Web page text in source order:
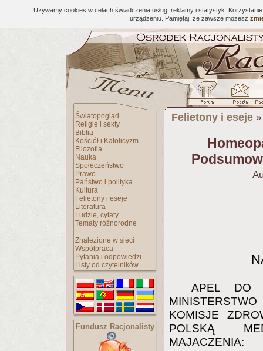
Używamy cookies w celach świadczenia usług, reklamy i statystyk.
urządzeniu. Pamiętaj, że zawsze możesz
Światopogląd
Religie i sekty
Biblia
Kościół i Katolicyzm
Filozofia
Nauka
Społeczeństwo
Prawo
Państwo i polityka
Kultura
Felietony i eseje
Literatura
Ludzie, cytaty
Tematy różnorodne
Znalezione w sieci
Współpraca
Pytania i odpowiedzi
Listy od czytelników
Fundusz Racjonalisty
Felietony i eseje
APEL DO
KOMISJE
POLSKĄ
MAJACZENIA: